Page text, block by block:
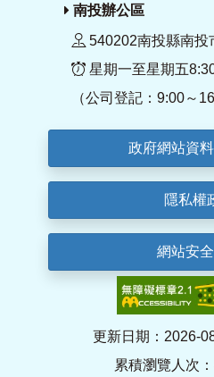
南投辦公區
540202南投縣南投
星期一至星期五
（公司登記：9:00～
政府網站資
隱私權
網站安
更新日期：2026-
累積瀏覽人次